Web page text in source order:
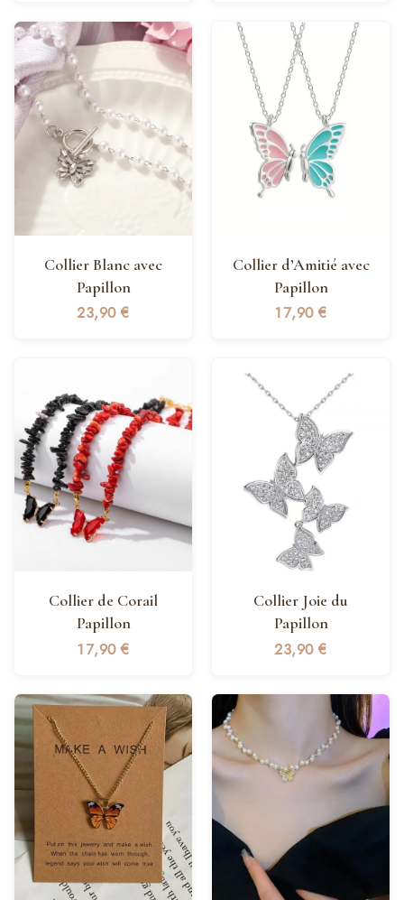
Collier Blanc avec
Papillon
23,90€
Collier d’Amitié avec
Papillon
17,90€
Collier de Corail
Papillon
17,90€
Collier Joie du
Papillon
23,90€